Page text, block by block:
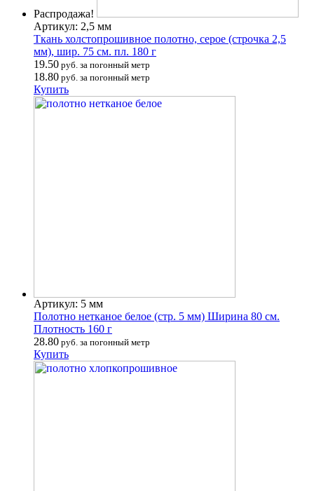
Распродажа!
Артикул: 2,5 мм
Ткань холстопрошивное полотно, серое (строчка 2,5
мм), шир. 75 см. пл. 180 г
19.50 руб. за погонный метр
18.80 руб. за погонный метр
Купить
Артикул: 5 мм
Полотно нетканое белое (стр. 5 мм) Ширина 80 см.
Плотность 160 г
28.80 руб. за погонный метр
Купить